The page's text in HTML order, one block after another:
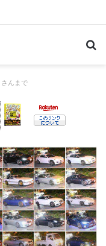
C
んまで